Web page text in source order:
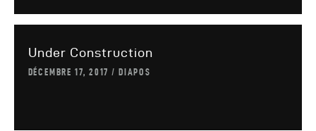
Under Construction
DÉCEMBRE 17, 2017 DIAPOS